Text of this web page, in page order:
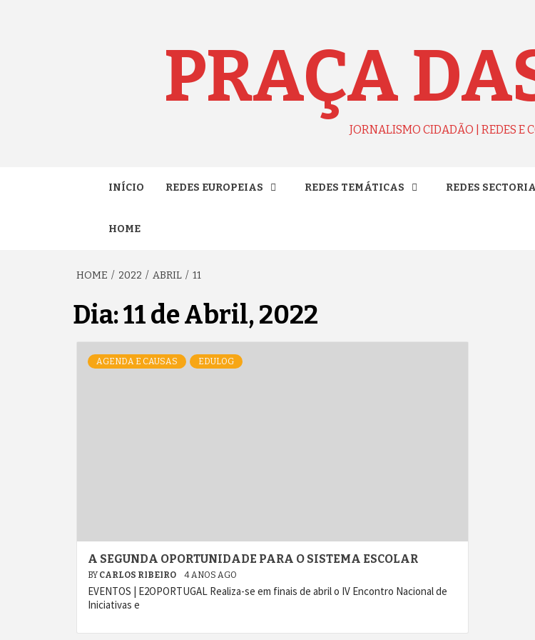
PRAÇA
JORNALISMO CIDADÃO | REDES E
INÍCIO REDES EUROPEIAS REDES TEMÁTICAS REDES
HOME
HOME 2022 ABRIL 11
Dia:11 de Abril, 2022
AGENDA E CAUSAS EDULOG
A SEGUNDA OPORTUNIDADE PARA O SISTEMA ESCOLAR
BY CARLOS RIBEIRO 4 ANOS AGO
EVENTOS | E2OPORTUGAL Realiza-se em finais de abril o IV Encontro Nacional de
Iniciativas e